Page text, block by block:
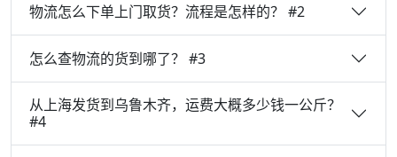
物流怎么下单上门取货？流程是怎样的？ #2
怎么查物流的货到哪了？ #3
从上海发货到乌鲁木齐，运费大概多少钱一公斤？
#4